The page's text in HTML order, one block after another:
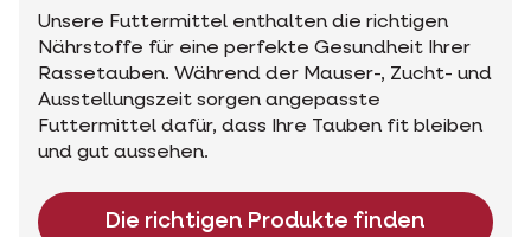
Unsere Futtermittel enthalten die richtigen
Nährstoffe für eine perfekte Gesundheit Ihrer
Rassetauben. Während der Mauser-, Zucht- und
Ausstellungszeit sorgen angepasste
Futtermittel dafür, dass Ihre Tauben fit bleiben
und gut aussehen.
Die richtigen Produkte finden